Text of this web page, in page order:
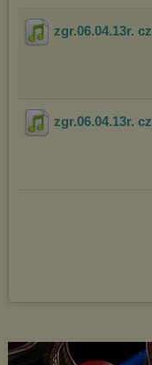
zgr.06.04.13r.
zgr.06.04.13r.